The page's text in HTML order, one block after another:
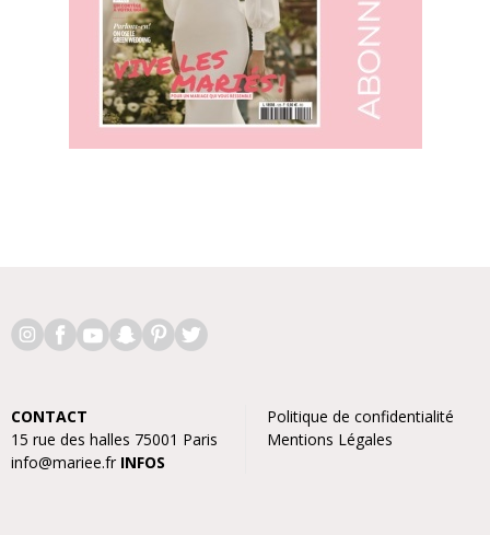
CONTACT
15 rue des halles 75001 Paris
info@mariee.fr INFOS
Politique de confidentialité
Mentions Légales